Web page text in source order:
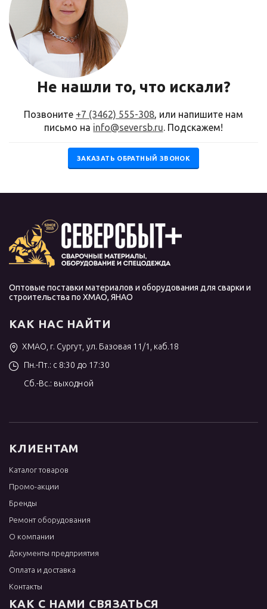
Не нашли то, что искали?
Позвоните +7 (3462) 555-308, или напишите нам
письмо на info@seversb.ru. Подскажем!
ЗАКАЗАТЬ ОБРАТНЫЙ ЗВОНОК
Оптовые поставки материалов и оборудования для сварки и
строительства по ХМАО, ЯНАО
КАК НАС НАЙТИ
ХМАО, г. Сургут, ул. Базовая 11/1, каб.18
Пн.-Пт.: с 8:30 до 17:30
Сб.-Вс.: выходной
КЛИЕНТАМ
Каталог товаров
Промо-акции
Бренды
Ремонт оборудования
О компании
Документы предприятия
Оплата и доставка
Контакты
КАК С НАМИ СВЯЗАТЬСЯ